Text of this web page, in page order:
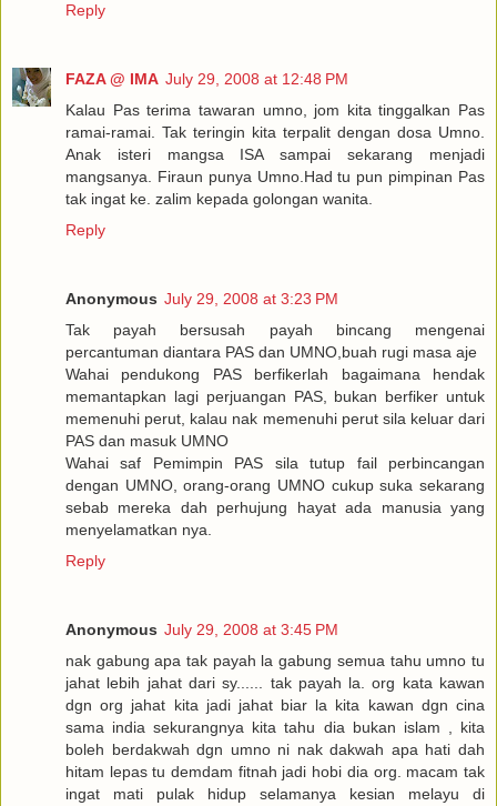
Reply
FAZA @ IMA July 29, 2008 at 12:48 PM
Kalau Pas terima tawaran umno, jom kita tinggalkan Pas
ramai-ramai. Tak teringin kita terpalit dengan dosa Umno.
Anak isteri mangsa ISA sampai sekarang menjadi
mangsanya. Firaun punya Umno.Had tu pun pimpinan Pas
tak ingat ke. zalim kepada golongan wanita.
Reply
Anonymous July 29, 2008 at 3:23 PM
Tak payah bersusah payah bincang mengenai
percantuman diantara PAS dan UMNO,buah rugi masa aje
Wahai pendukong PAS berfikerlah bagaimana hendak
memantapkan lagi perjuangan PAS, bukan berfiker untuk
memenuhi perut, kalau nak memenuhi perut sila keluar dari
PAS dan masuk UMNO
Wahai saf Pemimpin PAS sila tutup fail perbincangan
dengan UMNO, orang-orang UMNO cukup suka sekarang
sebab mereka dah perhujung hayat ada manusia yang
menyelamatkan nya.
Reply
Anonymous July 29, 2008 at 3:45 PM
nak gabung apa tak payah la gabung semua tahu umno tu
jahat lebih jahat dari sy...... tak payah la. org kata kawan
dgn org jahat kita jadi jahat biar la kita kawan dgn cina
sama india sekurangnya kita tahu dia bukan islam , kita
boleh berdakwah dgn umno ni nak dakwah apa hati dah
hitam lepas tu demdam fitnah jadi hobi dia org. macam tak
ingat mati pulak hidup selamanya kesian melayu di